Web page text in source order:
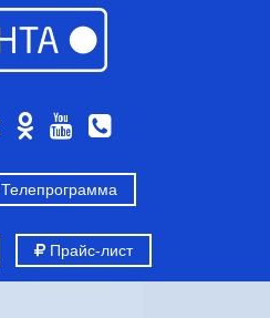
Телепрограмма
Прайс-лист